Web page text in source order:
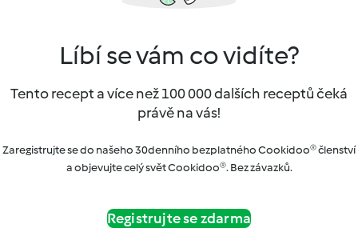
Líbí se vám co vidíte?
Tento recept a více než 100 000 dalších receptů čeká
právě na vás!
Zaregistrujte se do našeho 30denního bezplatného Cookidoo® členství
a objevujte celý svět Cookidoo®. Bez závazků.
Registrujte se zdarma